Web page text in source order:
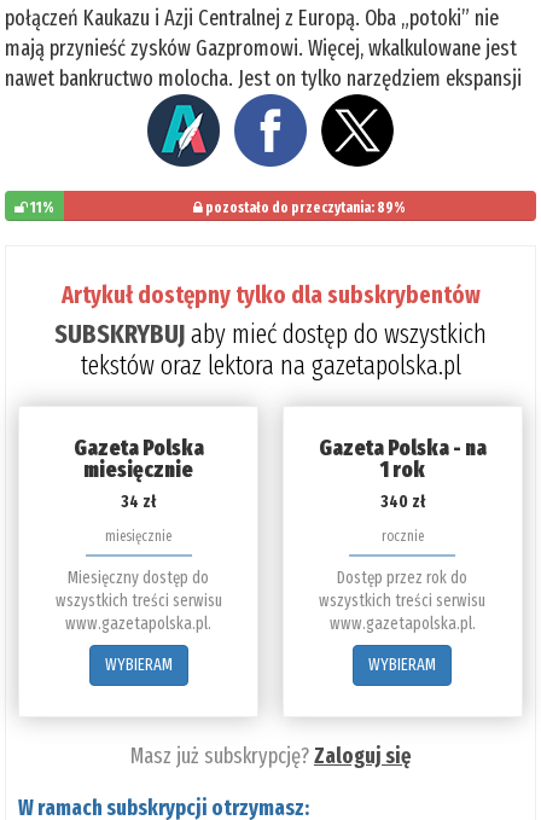
połączeń Kaukazu i Azji Centralnej z Europą. Oba „potoki” nie
mają przynieść zysków Gazpromowi. Więcej, wkalkulowane jest
nawet bankructwo molocha. Jest on tylko narzędziem ekspansji
11% pozostało do przeczytania: 89%
Artykuł dostępny tylko dla subskrybentów
SUBSKRYBUJaby mieć dostęp do wszystkich
tekstów oraz lektora na gazetapolska.pl
Gazeta Polska
miesięcznie
34 zł
miesięcznie
Miesięczny dostęp do
wszystkich treści serwisu
www.gazetapolska.pl.
WYBIERAM
Gazeta Polska - na
1 rok
340 zł
rocznie
Dostęp przez rok do
wszystkich treści serwisu
www.gazetapolska.pl.
WYBIERAM
Masz już subskrypcję?Zaloguj się
W ramach subskrypcji otrzymasz: